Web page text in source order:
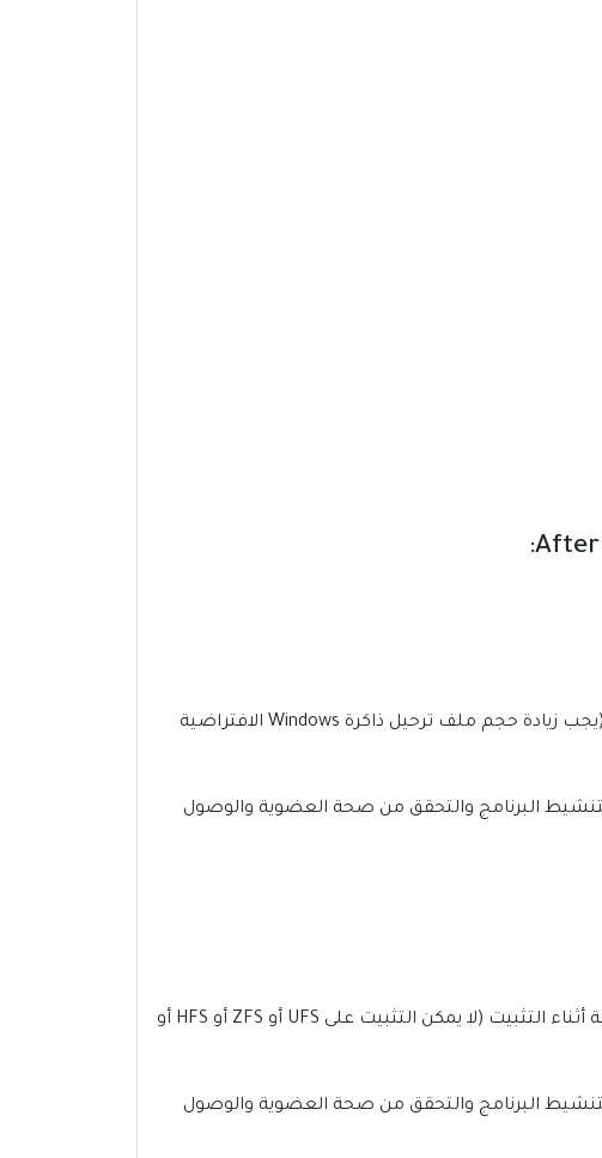
تتوفر مساحة تبلغ 1.6 جيجابايت على القرص الثابت للتثبيت؛ مع توفر مساحة إضافية فارغة أثناء التثبيت (يجب زيادة حجم ملف ترحيل ذاكرة Windows الافتراضية
البرنامج والتحقق من صحة العضوية والوصول
تتوفر مساحة قدرها 1.8 جيجا بايت على محرك الأقراص الثابتة للتثبيت؛ ويتطلب توفر مساحة فارغة إضافية أثناء التثبيت (لا يمكن التثبيت على UFS أو ZFS أو HFS أو
البرنامج والتحقق من صحة العضوية والوصول